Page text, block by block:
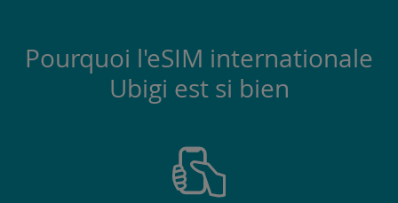
Pourquoi l'eSIM internationale
Ubigi est si bien